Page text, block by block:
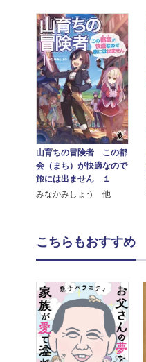
山育ちの冒険者 この都
会（まち）が快適なので
旅には出ません １
みなかみしょう 他
こちらもおすすめ